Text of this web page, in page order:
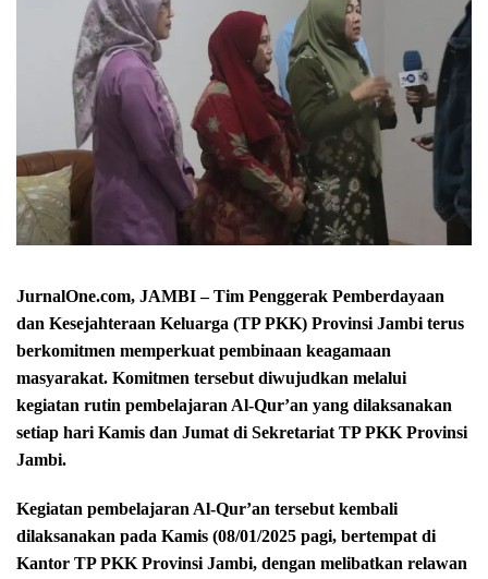
JurnalOne.com, JAMBI – Tim Penggerak Pemberdayaan
dan Kesejahteraan Keluarga (TP PKK) Provinsi Jambi terus
berkomitmen memperkuat pembinaan keagamaan
masyarakat. Komitmen tersebut diwujudkan melalui
kegiatan rutin pembelajaran Al-Qur’an yang dilaksanakan
setiap hari Kamis dan Jumat di Sekretariat TP PKK Provinsi
Jambi.
Kegiatan pembelajaran Al-Qur’an tersebut kembali
dilaksanakan pada Kamis (08/01/2025 pagi, bertempat di
Kantor TP PKK Provinsi Jambi, dengan melibatkan relawan